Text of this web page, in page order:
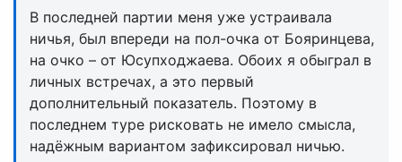
В последней партии меня уже устраивала
ничья, был впереди на пол-очка от Бояринцева,
на очко – от Юсупходжаева. Обоих я обыграл в
личных встречах, а это первый
дополнительный показатель. Поэтому в
последнем туре рисковать не имело смысла,
надёжным вариантом зафиксировал ничью.